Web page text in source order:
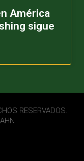
América
sigue
RESERVADOS.